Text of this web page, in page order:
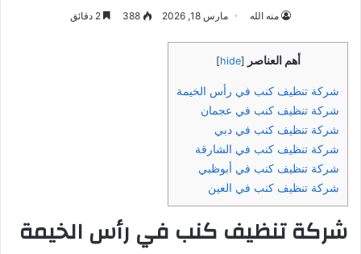
منه الله مارس 18, 2026 388
أهم العناصر [
hide
]
شركة تنظيف كنب في رأس الخيمة
شركة تنظيف كنب في عجمان
شركة تنظيف كنب في دبي
شركة تنظيف كنب في الشارقة
شركة تنظيف كنب في أبوظبي
شركة تنظيف كنب في العين
شركة تنظيف كنب في رأس الخيمة